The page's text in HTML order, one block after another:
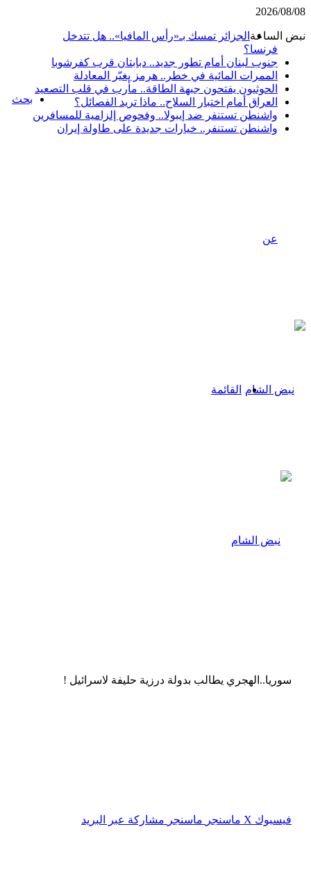
2026/08/08
نبض الساعة الجزائر تمسك بـ«رأس المافيا».. هل تتدخل
فرنسا؟
جنوب لبنان أمام تطور جديد.. دبابتان قرب كفرشوبا
الممرات المائية في خطر.. هرمز يغيّر المعادلة
الحوثيون يفتحون جبهة الطاقة.. مأرب في قلب التصعيد
العراق أمام اختبار السلاح.. ماذا تريد الفصائل؟
واشنطن تستنفر ضد إيبولا.. وفحوص إلزامية للمسافرين
واشنطن تستنفر.. خيارات جديدة على طاولة إيران
بحث
عن
القائمة
سوريا..الهجري يطالب بدولة درزية حليفة لاسرائيل !
فيسبوك ‫X ماسنجر ماسنجر مشاركة عبر البريد